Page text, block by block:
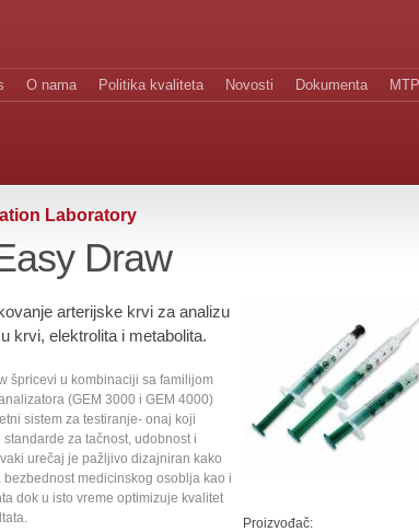
O nama Politika kvaliteta Novosti Dokumenta
Laboratory
Draw
arterijske krvi za analizu
krvi, elektrolita i metabolita.
špricevi u kombinaciji sa familijom
(GEM 3000 i GEM 4000)
sistem za testiranje- onaj koji
za tačnost, udobnost i
urečaj je pažljivo dizajniran kako
bezbednost medicinskog osoblja kao i
dok u isto vreme optimizuje kvalitet
Proizvođač: